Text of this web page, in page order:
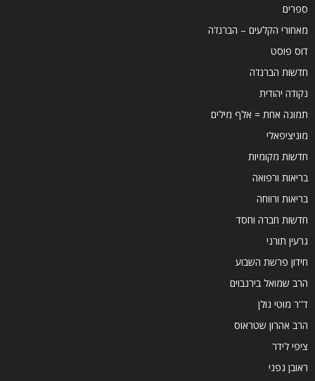
ספרים
מאחורי הקלעים – הברנז'ה
דוס פוסט
חדשות הברנז'ה
נקודה יהודית
תמונה אחת = אלף מילים
מוניציפאלי
חדשות מקומיות
בריאות ורפואה
בריאות ורווחה
חדשות חברה וחסד
גרעין תורני
חידון פרשת השבוע
הרב שמואל בירנבוים
ד''ר מוטי גולן
הרב אהרון שטראוס
ציפי לידר
ראובן גפני